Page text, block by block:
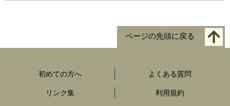
ページの先頭に戻る
初めての方へ よくある質問
リンク集 利用規約